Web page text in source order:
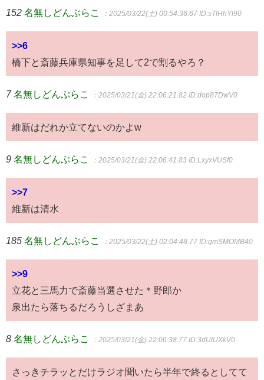
152 名無しどんぶらこ ：2025/03/22(土) 00:54:36.67 ID:sTlHhYl90
>>6
橋下と斎藤兵庫県知事を足して2で割るやろ？
7 名無しどんぶらこ ：2025/03/21(金) 22:06:21.82 ID:dop87DwV0
維新はだれか立てないのかよw
9 名無しどんぶらこ ：2025/03/21(金) 22:06:41.83 ID:LxyxVUSf0
>>7
維新は清水
185 名無しどんぶらこ ：2025/03/22(土) 02:04:48.77 ID:gmSMOMB40
>>9
立花と三馬力で斎藤当選させた＊野郎か
泉出たら落ちるだろうしざまあ
8 名無しどんぶらこ ：2025/03/21(金) 22:06:38.77 ID:3dUlUXkV0
さっきチラッとだけラジオ聞いたら半年で終るとしてて